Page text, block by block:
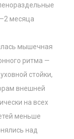
месяца
мышечная
ритма —
стойки,
внешней
на всех
меньше
над